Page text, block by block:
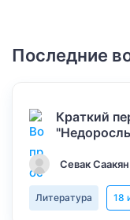
Последние
Краткий
Севак Саакян
Литература 18